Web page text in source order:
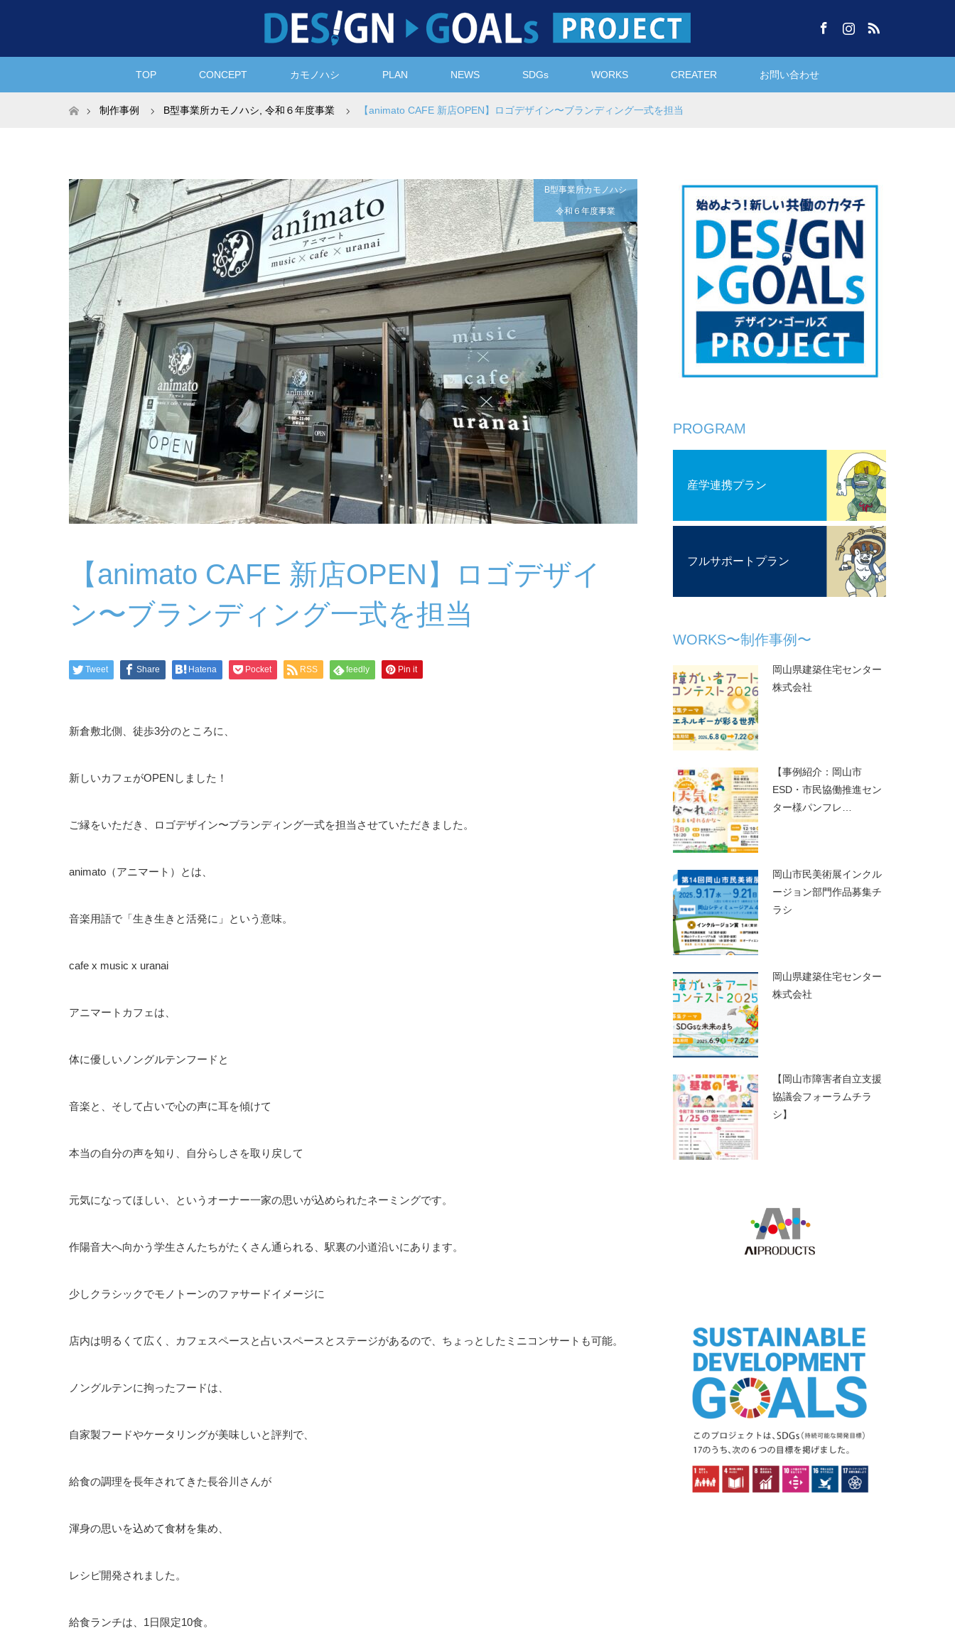
Facebook
TOP CONCEPT カモノハシ PLAN NEWS SDGs WORKS CREATER お問い合わせ
ホーム制作事例 B型事業所カモノハシ 令和６年度事業 【animato CAFE 新店OPEN】ロゴデザイン〜ブランディング一式を担当
B型事業所カモノハシ
令和６年度事業
【animato CAFE 新店OPEN】ロゴデザイ
ン〜ブランディング一式を担当
Tweet Share Hatena Pocket RSS feedly Pin it
新倉敷北側、徒歩3分のところに、
新しいカフェがOPENしました！
ご縁をいただき、ロゴデザイン〜ブランディング一式を担当させていただきました。
animato（アニマート）とは、
音楽用語で「生き生きと活発に」という意味。
cafe x music x uranai
アニマートカフェは、
体に優しいノングルテンフードと
音楽と、そして占いで心の声に耳を傾けて
本当の自分の声を知り、自分らしさを取り戻して
元気になってほしい、というオーナー一家の思いが込められたネーミングです。
作陽音大へ向かう学生さんたちがたくさん通られる、駅裏の小道沿いにあります。
少しクラシックでモノトーンのファサードイメージに
店内は明るくて広く、カフェスペースと占いスペースとステージがあるので、ちょっとしたミニコンサートも可能。
ノングルテンに拘ったフードは、
自家製フードやケータリングが美味しいと評判で、
給食の調理を長年されてきた長谷川さんが
渾身の思いを込めて食材を集め、
レシピ開発されました。
給食ランチは、1日限定10食。
PROGRAM
産学連携プラン
フルサポートプラン
WORKS〜制作事例〜
岡山県建築住宅センター
株式会社
【事例紹介：岡山市
ESD・市民協働推進セン
ター様パンフレ…
岡山市民美術展インクル
ージョン部門作品募集チ
ラシ
岡山県建築住宅センター
株式会社
【岡山市障害者自立支援
協議会フォーラムチラ
シ】